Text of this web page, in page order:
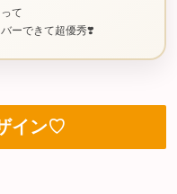
て
ーできて超優秀❣️
イン♡